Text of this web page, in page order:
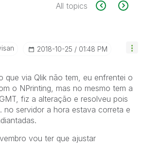
All topics
‎2018-10-25 01:48 PM
que via Qlik não tem, eu enfrentei o
o NPrinting, mas no mesmo tem a
fiz a alteração e resolveu pois
no servidor a hora estava correta e
vou ter que ajustar